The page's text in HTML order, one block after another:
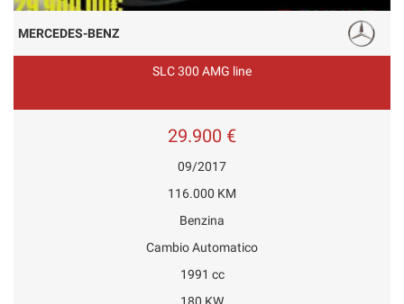
MERCEDES-BENZ
SLC 300 AMG line
29.900 €
09/2017
116.000 KM
Benzina
Cambio Automatico
1991 cc
180 KW